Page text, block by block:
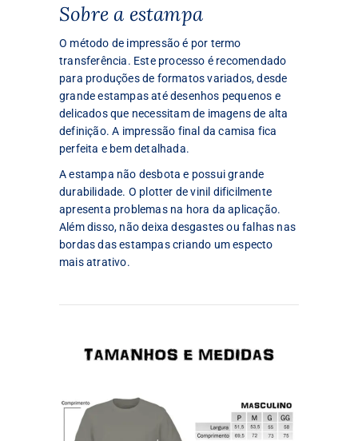
Sobre a estampa
O método de impressão é por termo
transferência. Este processo é recomendado
para produções de formatos variados, desde
grande estampas até desenhos pequenos e
delicados que necessitam de imagens de alta
definição. A impressão final da camisa fica
perfeita e bem detalhada.
A estampa não desbota e possui grande
durabilidade. O plotter de vinil dificilmente
apresenta problemas na hora da aplicação.
Além disso, não deixa desgastes ou falhas nas
bordas das estampas criando um especto
mais atrativo.